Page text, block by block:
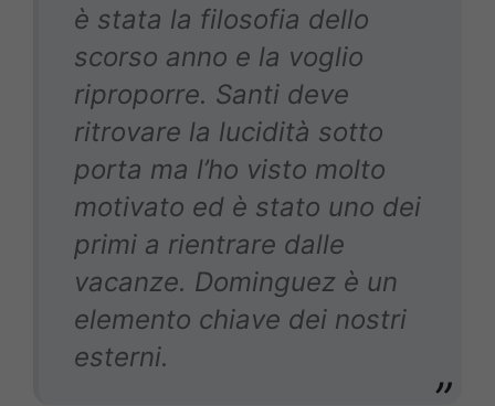
è stata la filosofia dello
scorso anno e la voglio
riproporre. Santi deve
ritrovare la lucidità sotto
porta ma l’ho visto molto
motivato ed è stato uno dei
primi a rientrare dalle
vacanze. Dominguez è un
elemento chiave dei nostri
esterni.